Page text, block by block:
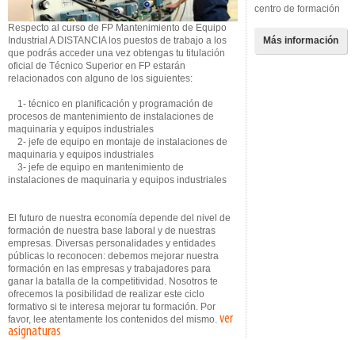
Respecto al curso de FP Mantenimiento de Equipo
Industrial A DISTANCIA los puestos de trabajo a los
que podrás acceder una vez obtengas tu titulación
oficial de Técnico Superior en FP estarán
relacionados con alguno de los siguientes:
1- técnico en planificación y programación de
procesos de mantenimiento de instalaciones de
maquinaria y equipos industriales
2- jefe de equipo en montaje de instalaciones de
maquinaria y equipos industriales
3- jefe de equipo en mantenimiento de
instalaciones de maquinaria y equipos industriales
El futuro de nuestra economía depende del nivel de
formación de nuestra base laboral y de nuestras
empresas. Diversas personalidades y entidades
públicas lo reconocen: debemos mejorar nuestra
formación en las empresas y trabajadores para
ganar la batalla de la competitividad. Nosotros te
ofrecemos la posibilidad de realizar este ciclo
formativo si te interesa mejorar tu formación. Por
favor, lee atentamente los contenidos del mismo. ver
asignaturas
centro de formación
Más información